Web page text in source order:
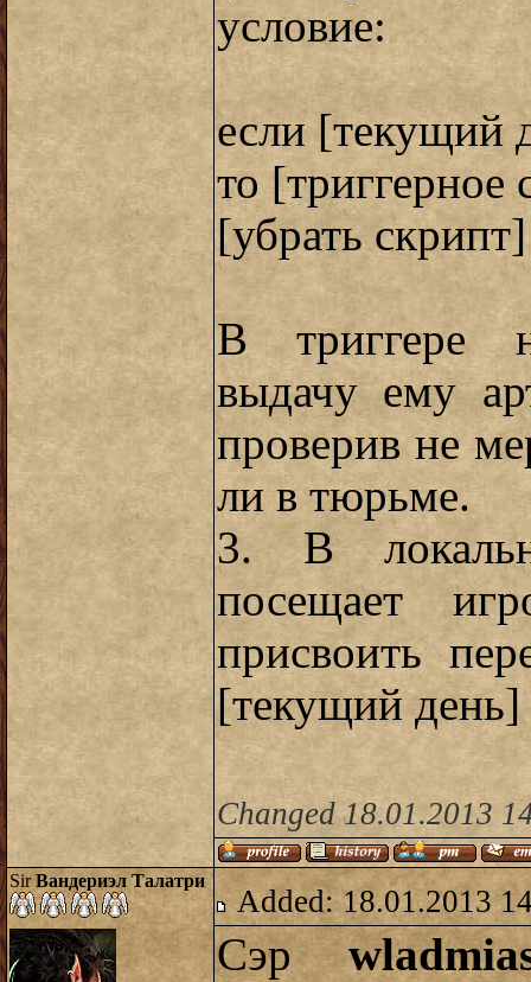
условие:
если [текущий
то [триггерное
[убрать скрипт]
В триггере
выдачу ему
проверив не
ли в тюрьме.
3. В
посещает
присвоить
[текущий день]
Changed 18.01.2013
SirВандериэл Талатри
Added: 18.01.2013
Сэр